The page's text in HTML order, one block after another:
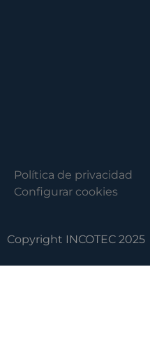
Política de privacidad
Configurar cookies
Copyright INCOTEC 2025